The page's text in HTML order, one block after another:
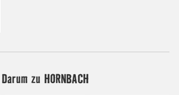
Darum zu HORNBACH